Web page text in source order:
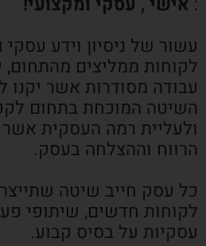
עשור של ניסיון וידע
לקוחות ממליצים מהתחום,
עבודה מסודרות אשר
השיטה המוכחת בתחום
ולעליית רמה העסקית
הרווח וההצלחה בעסק.
כל עסק חייב שיטה
לקוחות חדשים, שיתופי
עסקיות על בסיס קבוע.